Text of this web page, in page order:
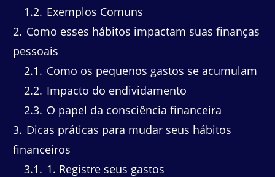
1.2 Exemplos Comuns
2 Como esses hábitos impactam suas finanças
pessoais
2.1
Como os pequenos gastos se acumulam
2.2 Impacto do endividamento
2.3 O papel da consciência financeira
3 Dicas práticas para mudar seus hábitos
financeiros
3.1
1. Registre seus gastos